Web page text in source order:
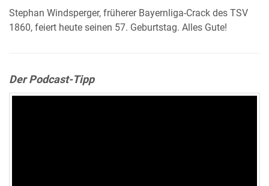
Stephan Windsperger, früherer Bayernliga-Crack des TSV
1860, feiert heute seinen 57. Geburtstag. Alles Gute!
Der Podcast-Tipp